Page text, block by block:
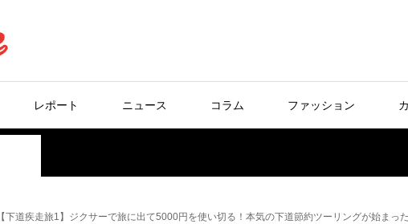
レポート ニュース コラム ファッション
【下道疾走旅1】ジクサーで旅に出て5000円を使い切る！本気の下道節約ツーリングが始まった